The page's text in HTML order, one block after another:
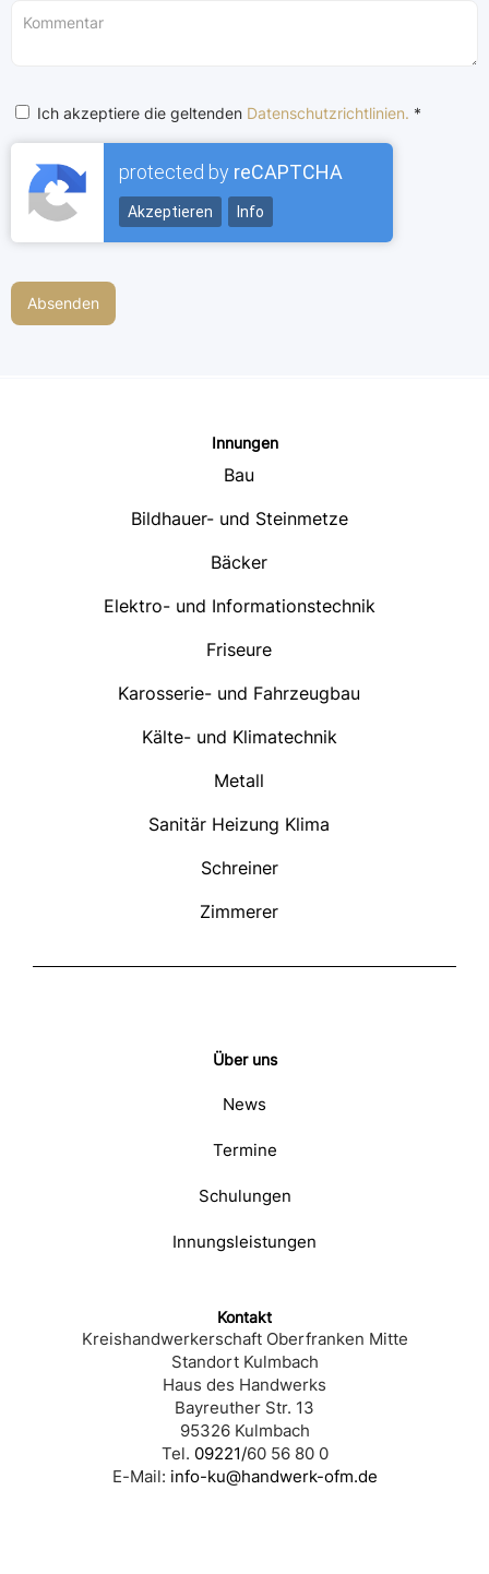
Ich akzeptiere die geltenden Datenschutzrichtlinien. *
protected by reCAPTCHA
Akzeptieren Info
Innungen
Bau
Bildhauer- und Steinmetze
Bäcker
Elektro- und Informationstechnik
Friseure
Karosserie- und Fahrzeugbau
Kälte- und Klimatechnik
Metall
Sanitär Heizung Klima
Schreiner
Zimmerer
Über uns
News
Termine
Schulungen
Innungsleistungen
Kontakt
Kreishandwerkerschaft Oberfranken Mitte
Standort Kulmbach
Haus des Handwerks
Bayreuther Str. 13
95326 Kulmbach
Tel. 09221/60 56 80 0
E-Mail: info-ku@handwerk-ofm.de